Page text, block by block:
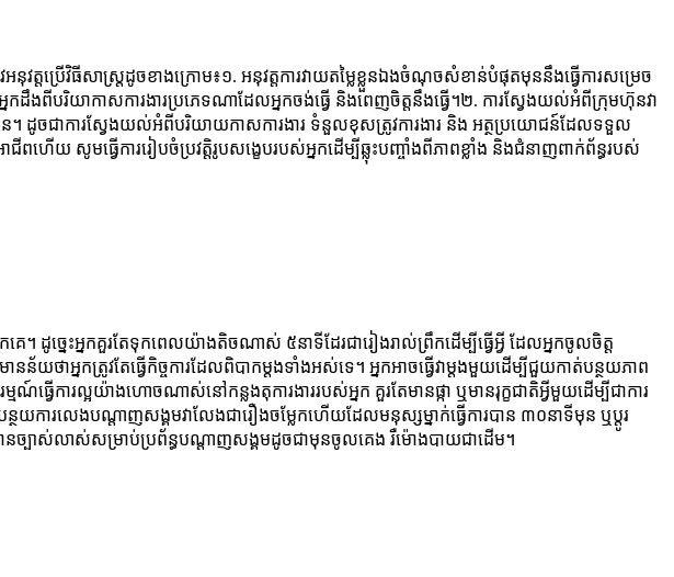
វត្តប្រើវិធីសាស្រ្តដូចខាងក្រោម៖១. អនុវត្តការវាយតម្លៃខ្លួនឯងចំណុចសំខាន់បំផុតមុននឹងធ្វើការសម្រេច
នកដឹងពីបរិយាកាសការងារប្រភេទណាដែលអ្នកចង់ធ្វើ និងពេញចិត្តនឹងធ្វើ។២. ការស្វែងយល់អំពីក្រុមហ៊ុនវា
ចជាការស្វែងយល់អំពីបរិយាយកាសការងារ ទំនួលខុសត្រូវការងារ និង អត្ថប្រយោជន៍ដែលទទួល
ហើយ សូមធ្វើការរៀបចំប្រវត្តិរូបសង្ខេបរបស់អ្នកដើម្បីឆ្លុះបញ្ចាំងពីភាពខ្លាំង និងជំនាញពាក់ព័ន្ធរបស់
ដូច្នេះអ្នកគួរតែទុកពេលយ៉ាងតិចណាស់ ៥នាទីដែរជារៀងរាល់ព្រឹកដើម្បីធ្វើអ្វី ដែលអ្នកចូលចិត្ត
នន័យថាអ្នកត្រូវតែធ្វើកិច្ចការដែលពិបាកម្តងទាំងអស់ទេ។ អ្នកអាចធ្វើវាម្តងមួយដើម្បីជួយកាត់បន្ថយភាព
វើការល្អយ៉ាងហោចណាស់នៅកន្លងតុការងាររបស់អ្នក គួរតែមានផ្កា ឬមានរុក្ខជាតិអ្វីមួយដើម្បីជាការ
ថយការលេងបណ្តាញសង្គមវាលែងជារឿងចម្លែកហើយដែលមនុស្សម្នាក់ធ្វើការបាន ៣០នាទីមុន ឬប្តូរ
នច្បាស់លាស់សម្រាប់ប្រព័ន្ធបណ្ដាញសង្គមដូចជាមុនចូលគេង រឺម៉ោងបាយជាដើម។